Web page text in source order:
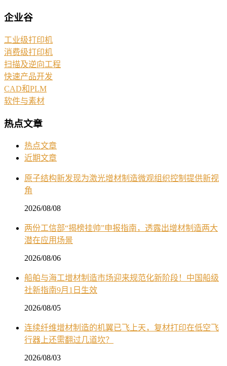
企业谷
工业级打印机
消费级打印机
扫描及逆向工程
快速产品开发
CAD和PLM
软件与素材
热点文章
热点文章
近期文章
原子结构新发现为激光增材制造微观组织控制提供新视
角
2026/08/08
两份工信部“揭榜挂帅”申报指南，透露出增材制造两大
潜在应用场景
2026/08/06
船舶与海工增材制造市场迎来规范化新阶段！中国船级
社新指南9月1日生效
2026/08/05
连续纤维增材制造的机翼已飞上天，复材打印在低空飞
行器上还需翻过几道坎？
2026/08/03